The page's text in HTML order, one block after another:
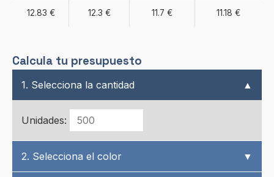
12.83 € 12.3 € 11.7 € 11.18 €
Calcula tu presupuesto
1. Selecciona la cantidad ▲
Unidades:
2. Selecciona el color ▼